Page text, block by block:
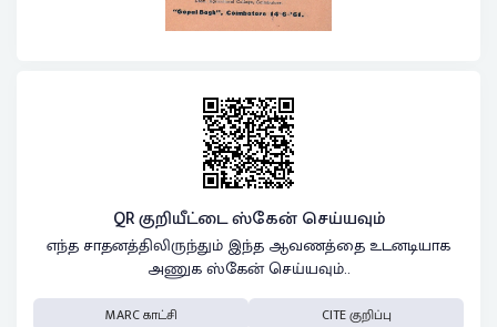
QR குறியீட்டை ஸ்கேன் செய்யவும்
எந்த சாதனத்திலிருந்தும் இந்த ஆவணத்தை உடனடியாக
அணுக ஸ்கேன் செய்யவும்..
MARC காட்சி CITE குறிப்பு